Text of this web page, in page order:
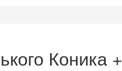
Коника +